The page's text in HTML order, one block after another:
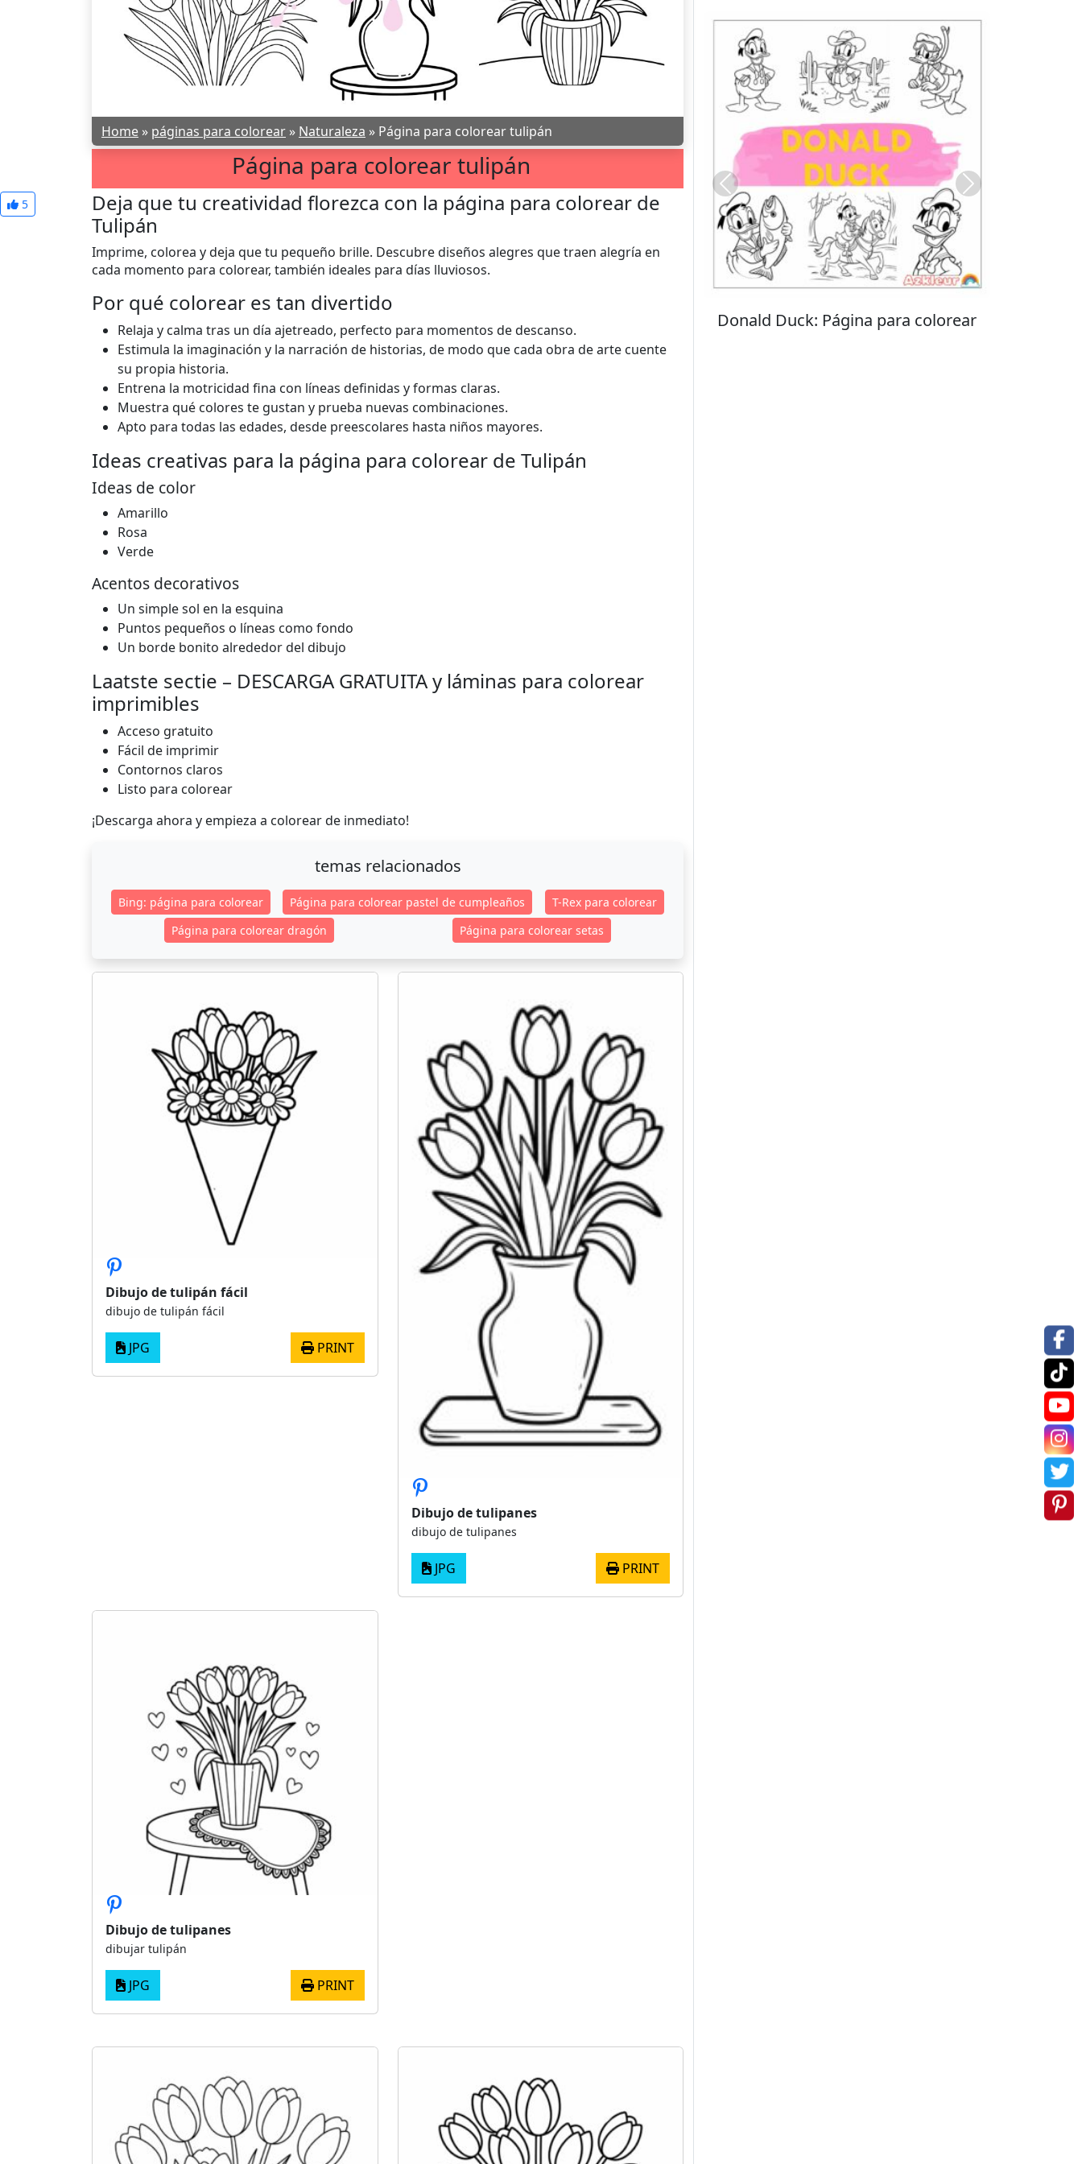
Home » páginas para colorear » Naturaleza » Página para colorear tulipán
Página para colorear tulipán
5
Deja que tu creatividad florezca con la página para colorear de
Tulipán
Imprime, colorea y deja que tu pequeño brille. Descubre diseños alegres que traen alegría en
cada momento para colorear, también ideales para días lluviosos.
Por qué colorear es tan divertido
Relaja y calma tras un día ajetreado, perfecto para momentos de descanso.
Estimula la imaginación y la narración de historias, de modo que cada obra de arte cuente
su propia historia.
Entrena la motricidad fina con líneas definidas y formas claras.
Muestra qué colores te gustan y prueba nuevas combinaciones.
Apto para todas las edades, desde preescolares hasta niños mayores.
Ideas creativas para la página para colorear de Tulipán
Ideas de color
Amarillo
Rosa
Verde
Acentos decorativos
Un simple sol en la esquina
Puntos pequeños o líneas como fondo
Un borde bonito alrededor del dibujo
Laatste sectie – DESCARGA GRATUITA y láminas para colorear
imprimibles
Acceso gratuito
Fácil de imprimir
Contornos claros
Listo para colorear
¡Descarga ahora y empieza a colorear de inmediato!
temas relacionados
Bing: página para colorear Página para colorear pastel de cumpleaños
T-Rex para colorear
Página para colorear dragón
Página para colorear setas
Dibujo de tulipán fácil
dibujo de tulipán fácil
JPG PRINT
Dibujo de tulipanes
dibujo de tulipanes
JPG PRINT
Dibujo de tulipanes
dibujar tulipán
JPG PRINT
Stitch: Página para colorear
Previous Next